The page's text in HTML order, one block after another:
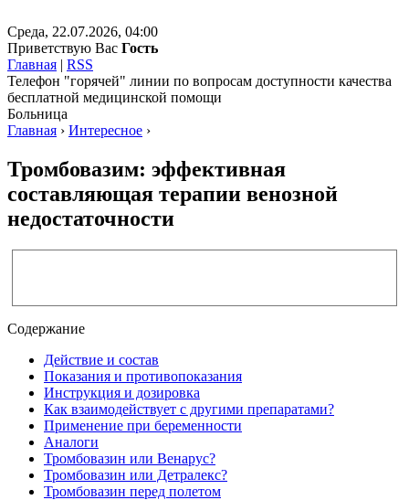
Среда, 22.07.2026, 04:00
Приветствую Вас Гость
Главная | RSS
Телефон "горячей" линии по вопросам доступности качества
бесплатной медицинской помощи
Больница
Главная › Интересное ›
Тромбовазим: эффективная
составляющая терапии венозной
недостаточности
Содержание
Действие и состав
Показания и противопоказания
Инструкция и дозировка
Как взаимодействует с другими препаратами?
Применение при беременности
Аналоги
Тромбовазин или Венарус?
Тромбовазин или Детралекс?
Тромбовазин перед полетом